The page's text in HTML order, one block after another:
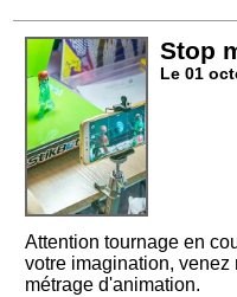
Stop
Le 01
Attention tournage en
votre imagination, venez
métrage d'animation.